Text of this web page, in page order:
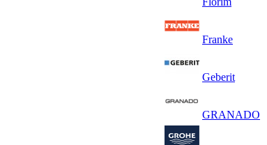
Franke
Geberit
GRANADO